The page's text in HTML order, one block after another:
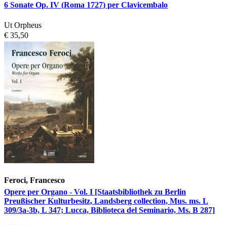
6 Sonate Op. IV (Roma 1727) per Clavicembalo
Ut Orpheus
€ 35,50
Feroci, Francesco
Opere per Organo - Vol. I [Staatsbibliothek zu Berlin
Preußischer Kulturbesitz, Landsberg collection, Mus. ms. L
309/3a-3b, L 347; Lucca, Biblioteca del Seminario, Ms. B 287]